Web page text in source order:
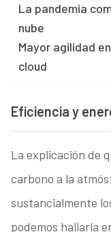
La pandemia
nube
Mayor agilidad
cloud
Eficiencia y
La explicación de
carbono a la
sustancialmente
podemos hallarla